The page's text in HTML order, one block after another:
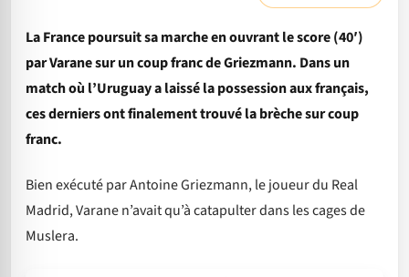
La France poursuit sa marche en ouvrant le score (40′)
par Varane sur un coup franc de Griezmann. Dans un
match où l’Uruguay a laissé la possession aux français,
ces derniers ont finalement trouvé la brèche sur coup
franc.
Bien exécuté par Antoine Griezmann, le joueur du Real
Madrid, Varane n’avait qu’à catapulter dans les cages de
Muslera.